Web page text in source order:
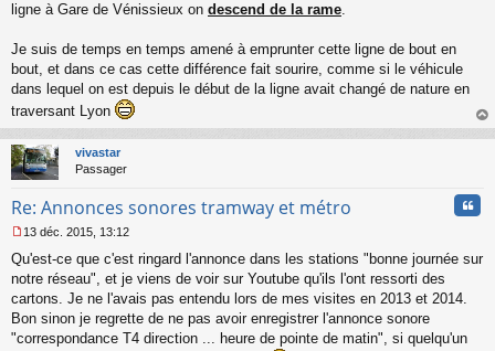
n
n
l
u
ligne à Gare de Vénissieux on descend de la rame.
Je suis de temps en temps amené à emprunter cette ligne de bout en
bout, et dans ce cas cette différence fait sourire, comme si le véhicule
dans lequel on est depuis le début de la ligne avait changé de nature en
traversant Lyon
au
vivastar
Passager
Re: Annonces sonores tramway et métro
e
s
s
g
e
13 déc. 2015, 13:12
Qu'est-ce que c'est ringard l'annonce dans les stations "bonne journée sur
notre réseau", et je viens de voir sur Youtube qu'ils l'ont ressorti des
cartons. Je ne l'avais pas entendu lors de mes visites en 2013 et 2014.
Bon sinon je regrette de ne pas avoir enregistrer l'annonce sonore
"correspondance T4 direction ... heure de pointe de matin", si quelqu'un